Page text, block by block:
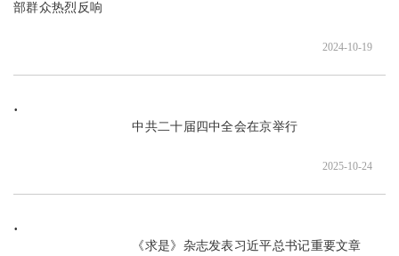
部群众热烈反响
2024-10-19
                               中共二十届四中全会在京举行
2025-10-24